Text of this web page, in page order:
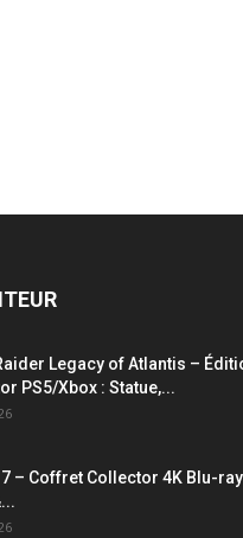
Legacy of Atlantis –
PS5/Xbox : Statue,...
– Coffret Collector 4K Blu-